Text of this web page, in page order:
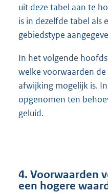
uit deze tabel aan te
is in dezelfde tabel als
gebiedstype
In het volgende
welke voorwaarden
afwijking mogelijk is.
opgenomen ten
geluid.
4. Voorwaarden
een hogere